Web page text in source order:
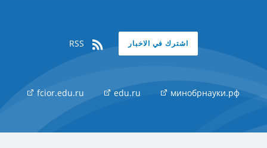
اشترك في الاخبار RSS
минобрнауки.рф
edu.ru
fcior.edu.ru